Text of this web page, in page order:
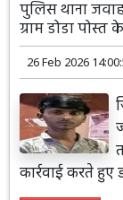
पुलिस थाना
ग्राम डोडा
26 Feb 2026
कार्रवाई करते हुए